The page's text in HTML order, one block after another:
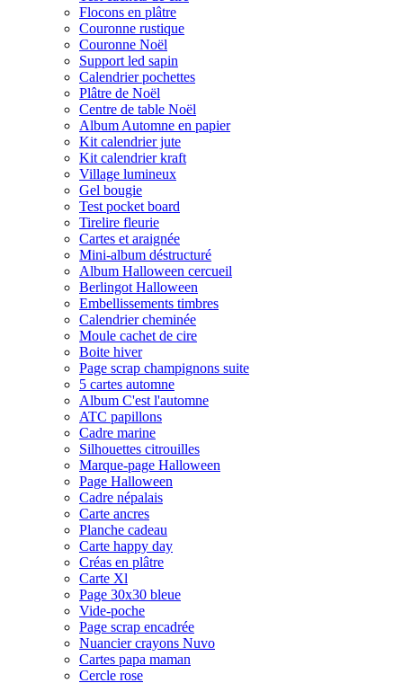
Flocons en plâtre
Couronne rustique
Couronne Noël
Support led sapin
Calendrier pochettes
Plâtre de Noël
Centre de table Noël
Album Automne en papier
Kit calendrier jute
Kit calendrier kraft
Village lumineux
Gel bougie
Test pocket board
Tirelire fleurie
Cartes et araignée
Mini-album déstructuré
Album Halloween cercueil
Berlingot Halloween
Embellissements timbres
Calendrier cheminée
Moule cachet de cire
Boite hiver
Page scrap champignons suite
5 cartes automne
Album C'est l'automne
ATC papillons
Cadre marine
Silhouettes citrouilles
Marque-page Halloween
Page Halloween
Cadre népalais
Carte ancres
Planche cadeau
Carte happy day
Créas en plâtre
Carte Xl
Page 30x30 bleue
Vide-poche
Page scrap encadrée
Nuancier crayons Nuvo
Cartes papa maman
Cercle rose